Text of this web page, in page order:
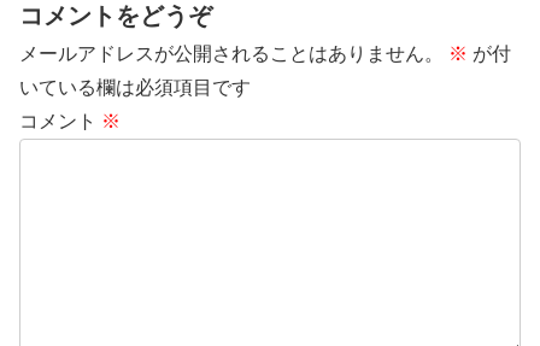
コメントをどうぞ
メールアドレスが公開されることはありません。 ※ が付
いている欄は必須項目です
コメント ※